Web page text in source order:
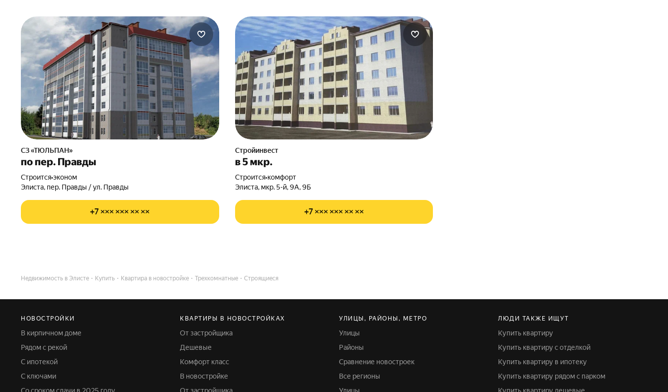
СЗ «ТЮЛЬПАН»
по пер. Правды
Строится•эконом
Элиста, пер. Правды / ул. Правды
+7 ××× ××× ×× ××
Стройинвест
в 5 мкр.
Строится•комфорт
Элиста, мкр. 5-й, 9А, 9Б
+7 ××× ××× ×× ××
Недвижимость в Элисте Купить Квартира в новостройке Трехкомнатные Строящиеся
НОВОСТРОЙКИ
В кирпичном доме
Рядом с рекой
С ипотекой
С ключами
КВАРТИРЫ В НОВОСТРОЙКАХ
От застройщика
Дешевые
Комфорт класс
В новостройке
УЛИЦЫ, РАЙОНЫ, МЕТРО
Улицы
Районы
Сравнение новостроек
Все регионы
ЛЮДИ ТАКЖЕ ИЩУТ
Купить квартиру
Купить квартиру с отделкой
Купить квартиру в ипотеку
Купить квартиру рядом с парком